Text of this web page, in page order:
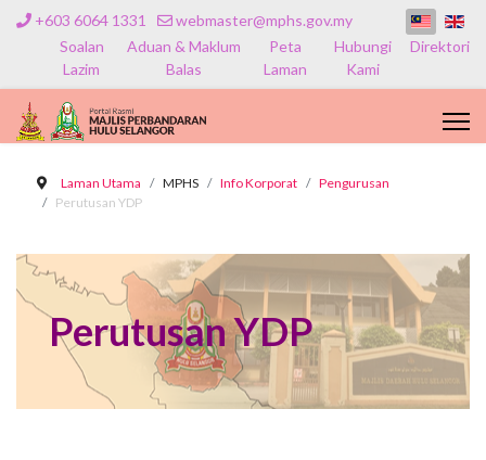
+603 6064 1331
webmaster@mphs.gov.my
Soalan
Lazim
Aduan & Maklum
Balas
Peta
Laman
Hubungi
Kami
Direktori
Laman Utama MPHS Info Korporat
Pengurusan
Perutusan YDP
Perutusan YDP